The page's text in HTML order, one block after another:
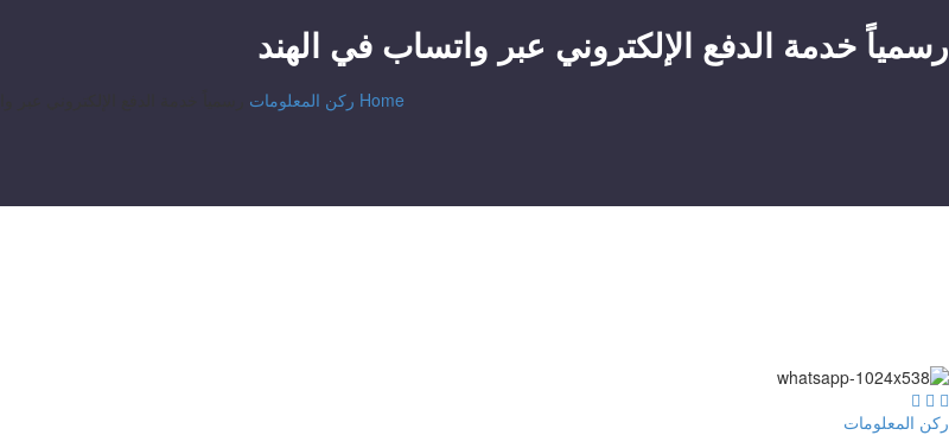
رسمياً خدمة الدفع الإلكتروني عبر واتساب في الهند
Home ركن المعلومات
  
ركن المعلومات